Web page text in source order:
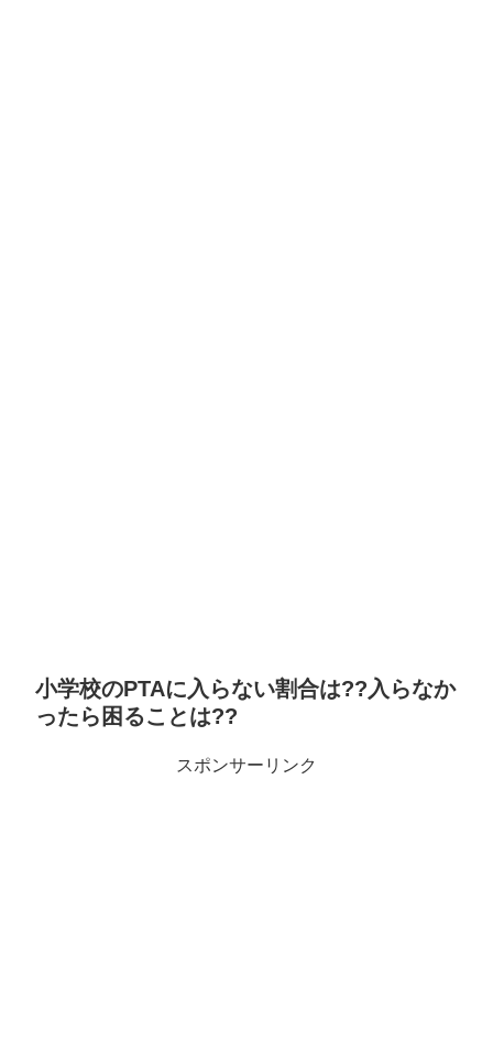
小学校のPTAに入らない割合は??入らなか
ったら困ることは??
スポンサーリンク